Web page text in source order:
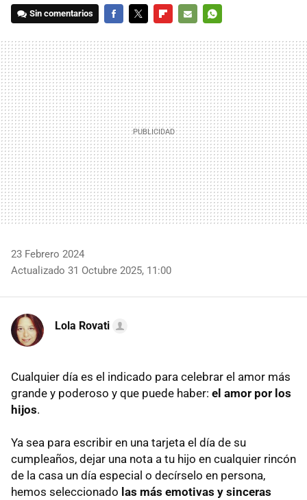
Sin comentarios
MAIL
23 Febrero 2024
Actualizado 31 Octubre 2025, 11:00
Lola Rovati
Cualquier día es el indicado para celebrar el amor más
grande y poderoso y que puede haber: el amor por los
hijos.
Ya sea para escribir en una tarjeta el día de su
cumpleaños, dejar una nota a tu hijo en cualquier rincón
de la casa un día especial o decírselo en persona,
hemos seleccionado las más emotivas y sinceras